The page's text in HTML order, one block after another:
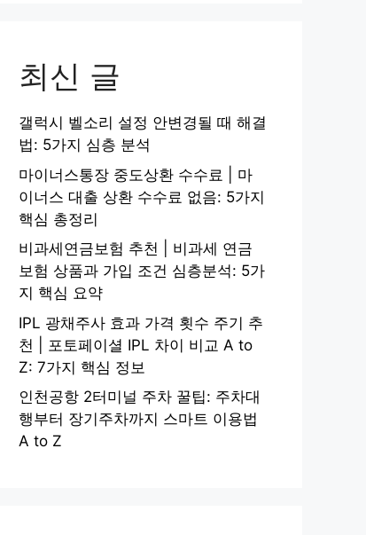
최신 글
갤럭시 벨소리 설정 안변경될 때 해결
법: 5가지 심층 분석
마이너스통장 중도상환 수수료 | 마
이너스 대출 상환 수수료 없음: 5가지
핵심 총정리
비과세연금보험 추천 | 비과세 연금
보험 상품과 가입 조건 심층분석: 5가
지 핵심 요약
IPL 광채주사 효과 가격 횟수 주기 추
천 | 포토페이셜 IPL 차이 비교 A to
Z: 7가지 핵심 정보
인천공항 2터미널 주차 꿀팁: 주차대
행부터 장기주차까지 스마트 이용법
A to Z